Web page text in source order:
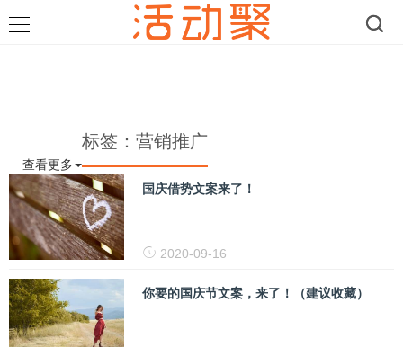
查看更多
标签：营销推广
国庆借势文案来了！
2020-09-16
你要的国庆节文案，来了！（建议收藏）